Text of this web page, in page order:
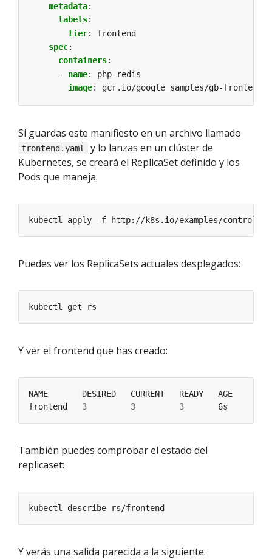
metadata:
labels:
tier:
frontend
spec:
containers:
- name:
php-redis
image: gcr.io/google_samples/gb-
Si guardas este manifiesto en un archivo llamado
frontend.yaml
y lo lanzas en un clúster de
Kubernetes, se creará el ReplicaSet definido y los
Pods que maneja.
Puedes ver los ReplicaSets actuales desplegados:
Y ver el frontend que has creado:
frontend 3 3 3
También puedes comprobar el estado del
replicaset:
Y verás una salida parecida a la siguiente: